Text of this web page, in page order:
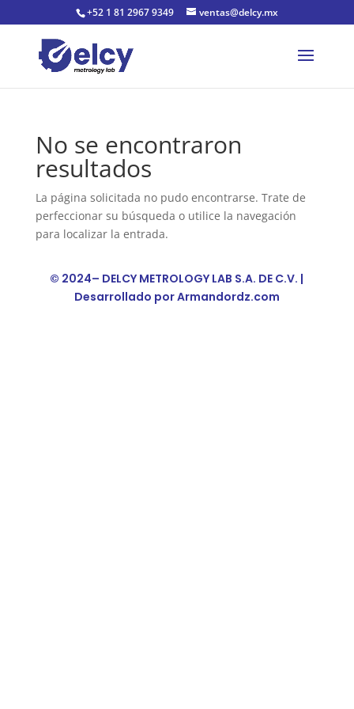
+52 1 81 2967 9349 ventas@delcy.mx
No se encontraron
resultados
La página solicitada no pudo encontrarse. Trate de
perfeccionar su búsqueda o utilice la navegación
para localizar la entrada.
© 2024– DELCY METROLOGY LAB S.A. DE C.V. |
Desarrollado porArmandordz.com